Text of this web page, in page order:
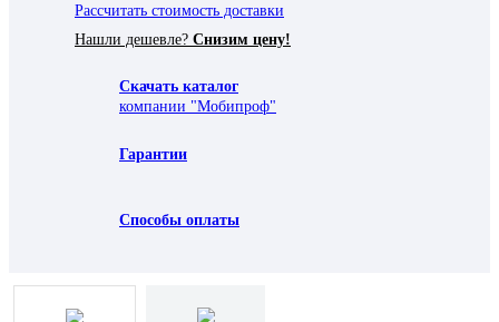
Рассчитать стоимость доставки
Нашли дешевле? Снизим цену!
Скачать каталог
компании "Мобипроф"
Гарантии
Способы оплаты